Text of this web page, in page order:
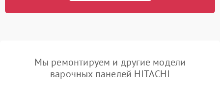
Мы ремонтируем и другие модели
варочных панелей HITACHI